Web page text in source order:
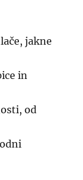
jakne
in
od